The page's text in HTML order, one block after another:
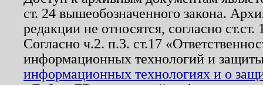
ст. 24 вышеобозначенного закона.
редакции не относятся, согласно
Согласно ч.2. п.3. ст.17
информационных технологий и
информационных технологиях и о